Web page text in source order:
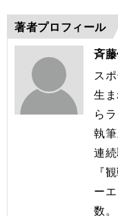
著者プロフィール
斉
ス
生
ら
執
連
『
ー
数。